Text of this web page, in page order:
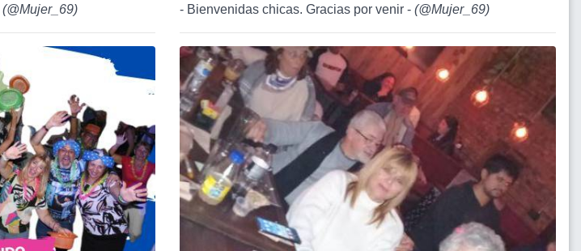
(@Mujer_69) - Bienvenidas chicas. Gracias por venir - (@Mujer_69)